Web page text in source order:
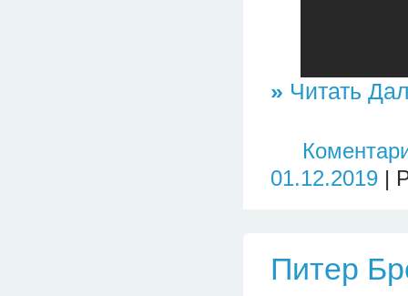
» Читать
01.12.2019 |
Питер